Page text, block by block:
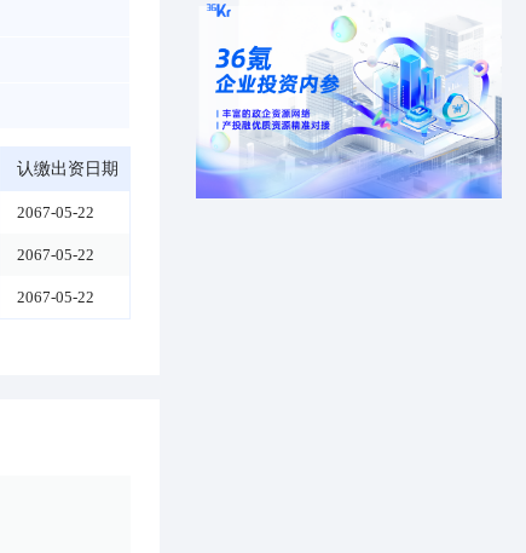
认缴出资日期
2067-05-22
2067-05-22
2067-05-22